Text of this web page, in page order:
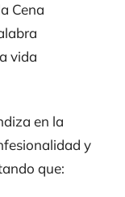
Cena
vida
en la
y
que: